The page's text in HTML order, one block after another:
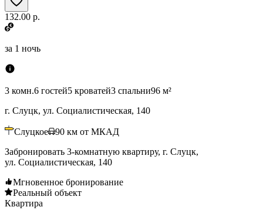
132.00 р.
за 1 ночь
3 комн.6 гостей5 кроватей3 спальни96 м²
г. Слуцк, ул. Социалистическая, 140
Слуцкое 90 км от МКАД
Забронировать 3-комнатную квартиру, г. Слуцк,
ул. Социалистическая, 140
Мгновенное бронирование
Реальный объект
Квартира